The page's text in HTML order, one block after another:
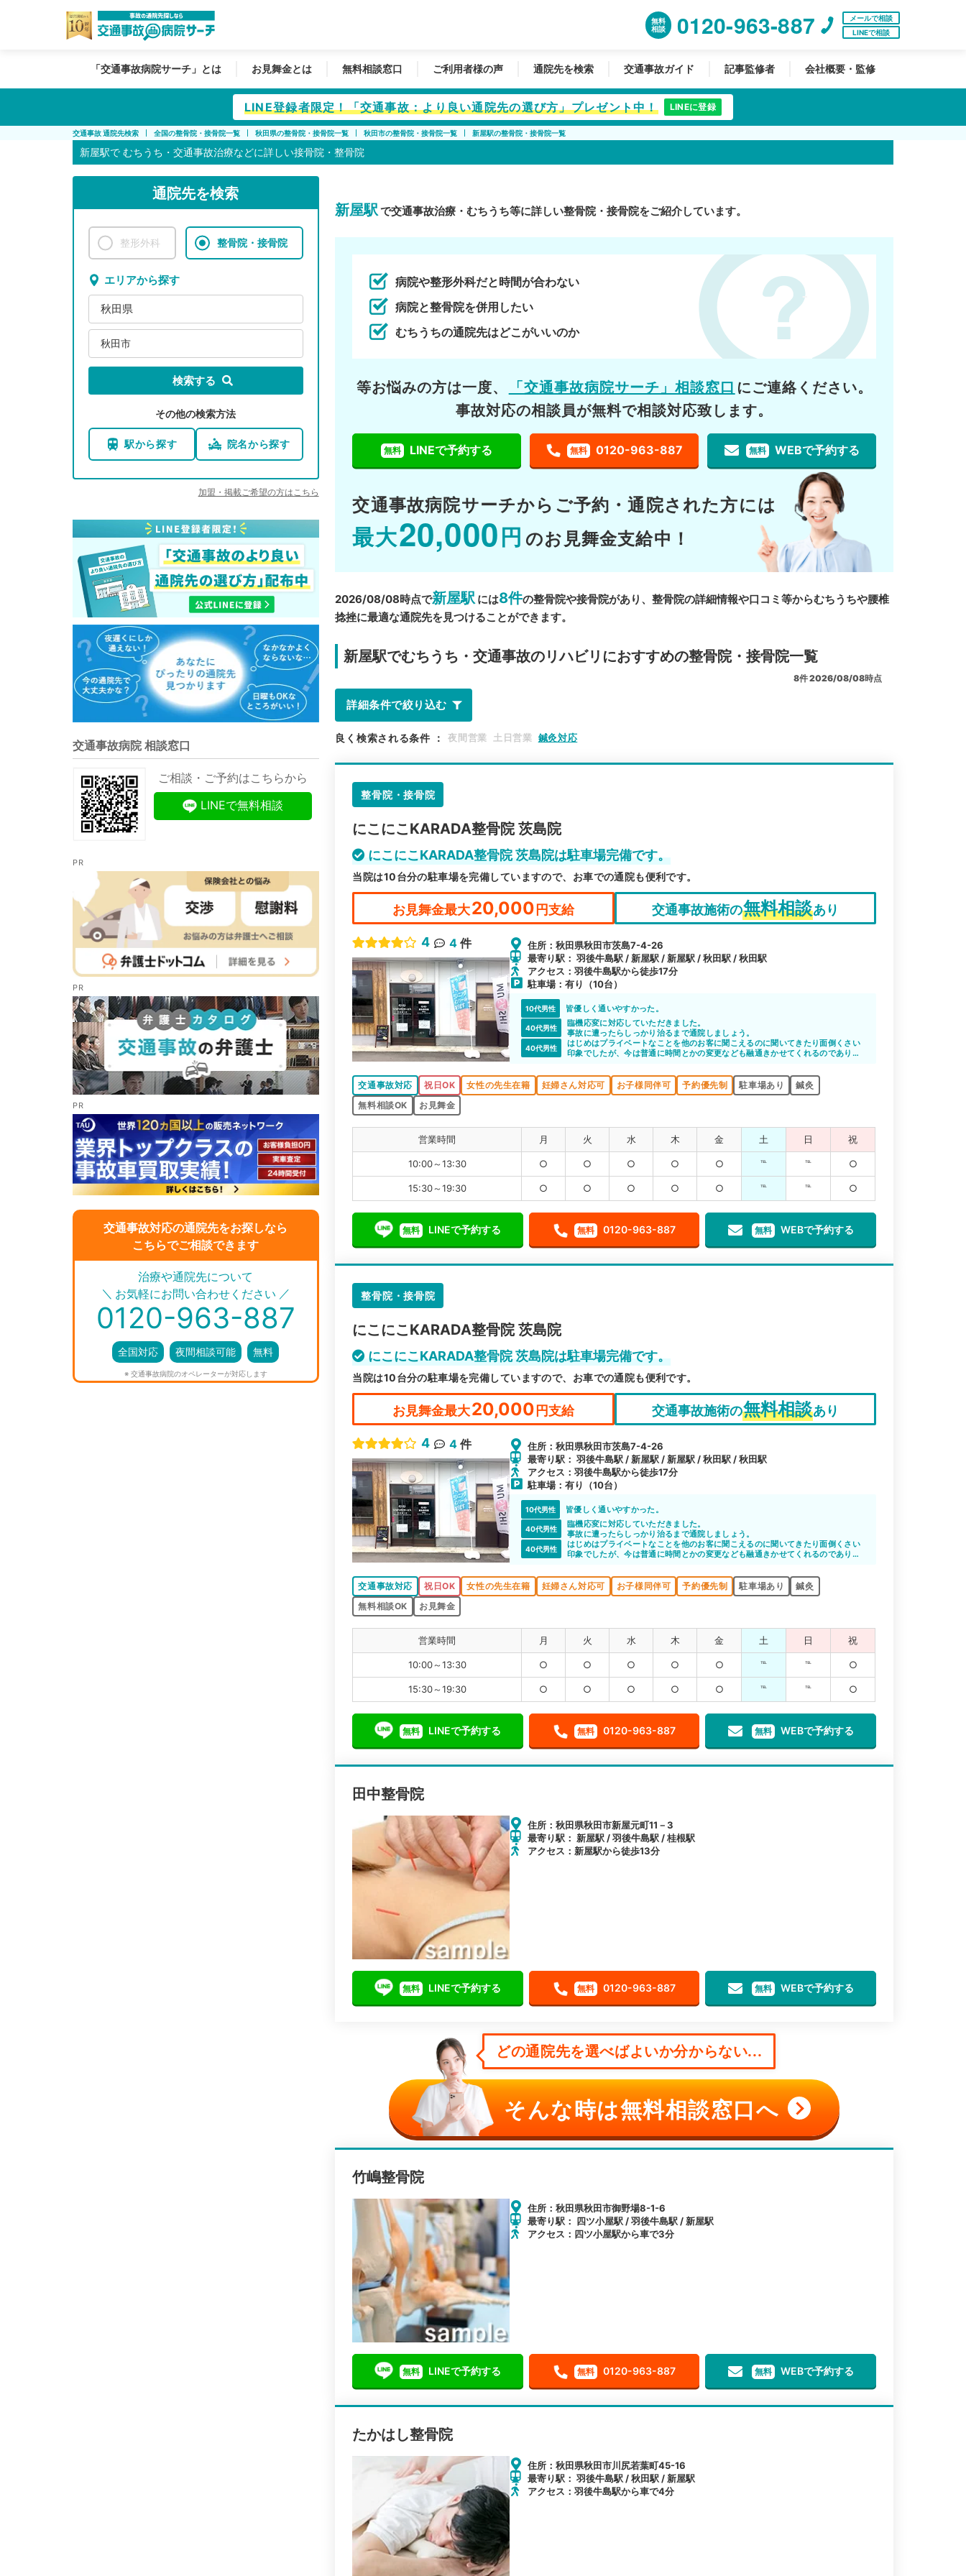
無料
相談
0120-963-887
メールで相談
LINEで相談
「交通事故病院サーチ」とは お見舞金とは 無料相談窓口 ご利用者様の声 通院先を検索 交通事故ガイド 記事監修者 会社概要・監修
LINE登録者限定！「交通事故：より良い通院先の選び方」プレゼント中！ LINEに登録
交通事故 通院先検索 全国の整骨院・接骨院一覧 秋田県の整骨院・接骨院一覧 秋田市の整骨院・接骨院一覧 新屋駅の整骨院・接骨院一覧
新屋駅で むちうち・交通事故治療などに詳しい接骨院・整骨院
通院先を検索
整形外科 整骨院・接骨院
エリアから探す
秋田県
秋田市
検索する
その他の検索方法
駅から探す 院名から探す
加盟・掲載ご希望の方はこちら
交通事故病院 相談窓口
ご相談・ご予約はこちらから
LINEで無料相談
交通事故対応の通院先をお探しなら
こちらでご相談できます
＼ ／
治療や通院先について
お気軽にお問い合わせください
0120-963-887
全国対応 夜間相談可能 無料
※ 交通事故病院のオペレーターが対応します
新屋駅で交通事故治療・むちうち等に詳しい整骨院・接骨院をご紹介しています。
病院や整形外科だと時間が合わない
病院と整骨院を併用したい
むちうちの通院先はどこがいいのか
等お悩みの方は一度、 「交通事故病院サーチ」相談窓口 にご連絡ください。
事故対応の相談員が無料で相談対応致します。
無料 LINEで予約する 無料 0120-963-887 無料 WEBで予約する
交通事故病院サーチから ご予約・通院された方には
最大20,000 円 のお見舞金支給中！
2026/08/08時点で新屋駅 には8件の整骨院や接骨院があり、整骨院の詳細情報や口コミ等からむちうちや腰椎
捻挫に最適な通院先を見つけることができます。
新屋駅でむちうち・交通事故のリハビリにおすすめの整骨院・接骨院一覧
8件2026/08/08時点
詳細条件で絞り込む
良く検索される条件 ： 夜間営業 土日営業 鍼灸対応
整骨院・接骨院
にこにこKARADA整骨院 茨島院
にこにこKARADA整骨院 茨島院は駐車場完備です。
当院は10台分の駐車場を完備していますので、お車での通院も便利です。
お見舞金最大20,000円支給 交通事故施術の無料相談あり
4 4 件
住所：秋田県秋田市茨島7-4-26
最寄り駅： 羽後牛島駅 / 新屋駅 / 新屋駅 / 秋田駅 / 秋田駅
アクセス：羽後牛島駅から徒歩17分
駐車場：有り（10台）
10代男性 皆優しく通いやすかった。
40代男性
臨機応変に対応していただきました。
事故に遭ったらしっかり治るまで通院しましょう。
40代男性
はじめはプライベートなことを他のお客に聞こえるのに聞いてきたり面倒くさい
印象でしたが、今は普通に時間とかの変更なども融通きかせてくれるのでありが
交通事故対応 祝日OK 女性の先生在籍 妊婦さん対応可 お子様同伴可 予約優先制 駐車場あり
鍼灸
無料相談OK
お見舞金
営業時間 月 火 水 木 金 土 日 祝
10:00～13:30 ○ ○ ○ ○ ○ ℡ ℡ ○
15:30～19:30 ○ ○ ○ ○ ○ ℡ ℡ ○
無料 LINEで予約する 無料 0120-963-887 無料 WEBで予約する
整骨院・接骨院
にこにこKARADA整骨院 茨島院
にこにこKARADA整骨院 茨島院は駐車場完備です。
当院は10台分の駐車場を完備していますので、お車での通院も便利です。
お見舞金最大20,000円支給 交通事故施術の無料相談あり
4 4 件
住所：秋田県秋田市茨島7-4-26
最寄り駅： 羽後牛島駅 / 新屋駅 / 新屋駅 / 秋田駅 / 秋田駅
アクセス：羽後牛島駅から徒歩17分
駐車場：有り（10台）
10代男性 皆優しく通いやすかった。
40代男性
臨機応変に対応していただきました。
事故に遭ったらしっかり治るまで通院しましょう。
40代男性
はじめはプライベートなことを他のお客に聞こえるのに聞いてきたり面倒くさい
印象でしたが、今は普通に時間とかの変更なども融通きかせてくれるのでありが
交通事故対応 祝日OK 女性の先生在籍 妊婦さん対応可 お子様同伴可 予約優先制 駐車場あり
鍼灸
無料相談OK
お見舞金
営業時間 月 火 水 木 金 土 日 祝
10:00～13:30 ○ ○ ○ ○ ○ ℡ ℡ ○
15:30～19:30 ○ ○ ○ ○ ○ ℡ ℡ ○
無料 LINEで予約する 無料 0120-963-887 無料 WEBで予約する
田中整骨院
住所：秋田県秋田市新屋元町11－3
最寄り駅： 新屋駅 / 羽後牛島駅 / 桂根駅
アクセス：新屋駅から徒歩13分
無料 LINEで予約する 無料 0120-963-887 無料 WEBで予約する
どの通院先を選べばよいか分からない...
そんな時は無料相談窓口へ
竹嶋整骨院
住所：秋田県秋田市御野場8-1-6
最寄り駅： 四ツ小屋駅 / 羽後牛島駅 / 新屋駅
アクセス：四ツ小屋駅から車で3分
無料 LINEで予約する 無料 0120-963-887 無料 WEBで予約する
たかはし整骨院
住所：秋田県秋田市川尻若葉町45-16
最寄り駅： 羽後牛島駅 / 秋田駅 / 新屋駅
アクセス：羽後牛島駅から車で4分